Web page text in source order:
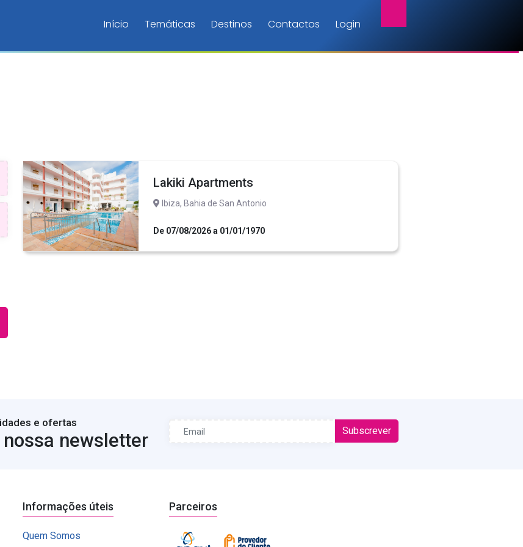
Início Temáticas Destinos Contactos Login
Lakiki Apartments
Ibiza, Bahia de San Antonio
De 07/08/2026 a 01/01/1970
e ofertas
newsletter Subscrever
Informações úteis
Quem Somos
Parceiros